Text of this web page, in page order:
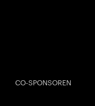
CO-SPONSOREN